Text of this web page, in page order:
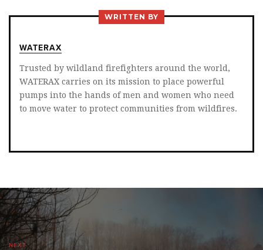
FACEBOOKLINKEDIN
WRITTEN BY
WATERAX
Trusted by wildland firefighters around the world,
WATERAX carries on its mission to place powerful
pumps into the hands of men and women who need
to move water to protect communities from wildfires.
NEXT